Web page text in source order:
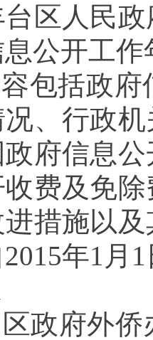
区人民
公开工
包括政
、行政
府信息
费及免
措施以
2015年1 月 1
政府外